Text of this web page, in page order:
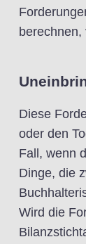
Diese
oder den
Fall, wenn
Dinge, die
Wird die